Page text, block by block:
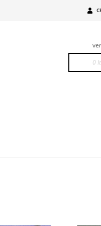
0